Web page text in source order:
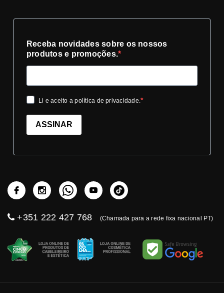
Receba novidades sobre os nossos
produtos e promoções.
Li e aceito a política de privacidade.
ASSINAR
+351 222 427 768 (Chamada para a rede fixa nacional PT)